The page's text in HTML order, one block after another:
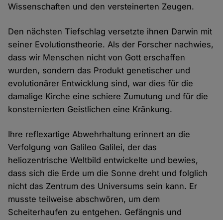
Wissenschaften und den versteinerten Zeugen.
Den nächsten Tiefschlag versetzte ihnen Darwin mit
seiner Evolutionstheorie. Als der Forscher nachwies,
dass wir Menschen nicht von Gott erschaffen
wurden, sondern das Produkt genetischer und
evolutionärer Entwicklung sind, war dies für die
damalige Kirche eine schiere Zumutung und für die
konsternierten Geistlichen eine Kränkung.
Ihre reflexartige Abwehrhaltung erinnert an die
Verfolgung von Galileo Galilei, der das
heliozentrische Weltbild entwickelte und bewies,
dass sich die Erde um die Sonne dreht und folglich
nicht das Zentrum des Universums sein kann. Er
musste teilweise abschwören, um dem
Scheiterhaufen zu entgehen. Gefängnis und